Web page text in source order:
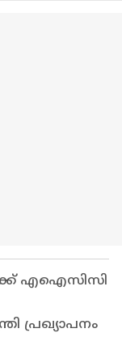
എഐസിസി
പ്രഖ്യാപനം